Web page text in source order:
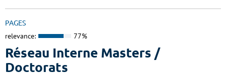
PAGES
relevance: 77%
Réseau Interne Masters /
Doctorats